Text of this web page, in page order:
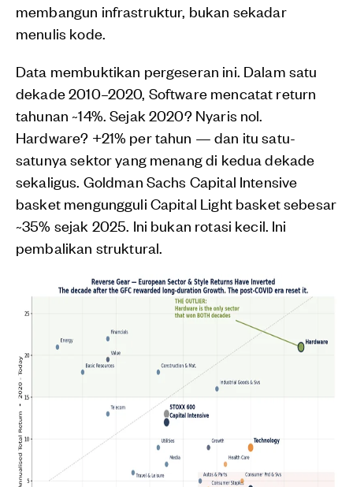
membangun infrastruktur, bukan sekadar
menulis kode.
Data membuktikan pergeseran ini. Dalam satu
dekade 2010–2020, Software mencatat return
tahunan ~14%. Sejak 2020? Nyaris nol.
Hardware? +21% per tahun — dan itu satu-
satunya sektor yang menang di kedua dekade
sekaligus. Goldman Sachs Capital Intensive
basket mengungguli Capital Light basket sebesar
~35% sejak 2025. Ini bukan rotasi kecil. Ini
pembalikan struktural.